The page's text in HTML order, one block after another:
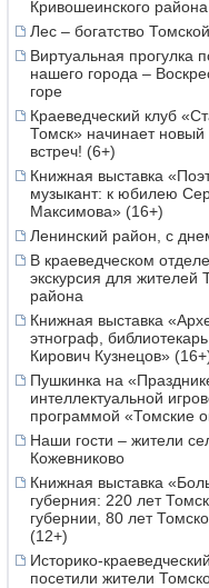
Кривошеинского района
Лес – богатство
Виртуальная прогулка
нашего города –
горе
Краеведческий клуб
Томск» начинает новый
встреч! (6+)
Книжная выставка
музыкант: к юбилею
Максимова» (16+)
Ленинский район, с
В краеведческом
экскурсия для жителей
района
Книжная выставка
этнограф,
Кирович Кузнецов»
Пушкинка на
интеллектуальной
программой «Томские
Наши гости – жители
Кожевниково
Книжная выставка
губерния: 220 лет
губернии, 80 лет
(12+)
Историко-
посетили жители